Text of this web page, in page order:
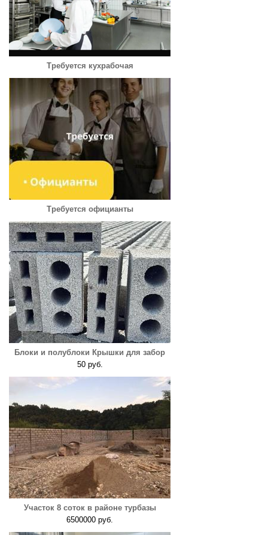
Требуется кухрабочая
Требуется официанты
Блоки и полублоки Крышки для забор
50 руб.
Участок 8 соток в районе турбазы
6500000 руб.